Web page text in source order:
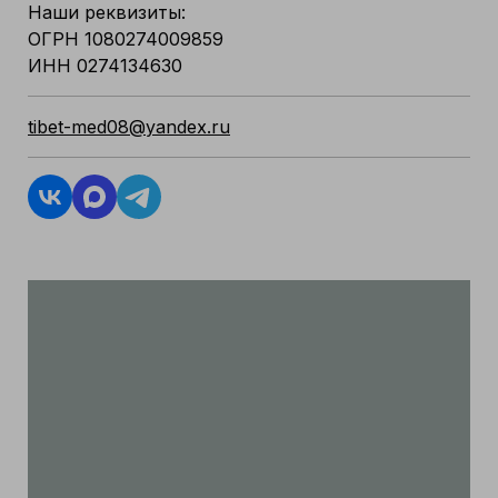
Наши реквизиты:
ОГРН 1080274009859
ИНН 0274134630
tibet-med08@yandex.ru